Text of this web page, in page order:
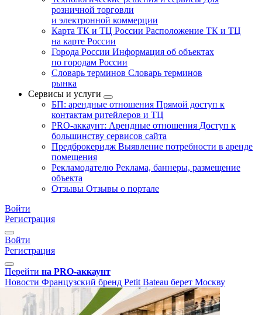
розничной торговли
и электронной коммерции
Карта ТК и ТЦ России Расположение ТК и ТЦ
на карте России
Города России Информация об объектах
по городам России
Словарь терминов Словарь терминов
рынка
Сервисы и услуги
БП: арендные отношения Прямой доступ к
контактам ритейлеров и ТЦ
PRO-аккаунт: Арендные отношения Доступ к
большинству сервисов сайта
Предброкеридж Выявление потребности в аренде
помещения
Рекламодателю Реклама, баннеры, размещение
объекта
Отзывы Отзывы о портале
Войти
Регистрация
Войти
Регистрация
Перейти на PRO-аккаунт
Новости Французский бренд Petit Bateau берет Москву